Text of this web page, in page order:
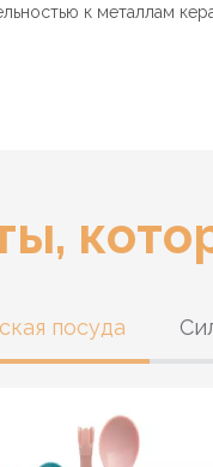
к металлам
посуда